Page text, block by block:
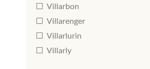
Villarbon
Villarenger
Villarlurin
Villarly